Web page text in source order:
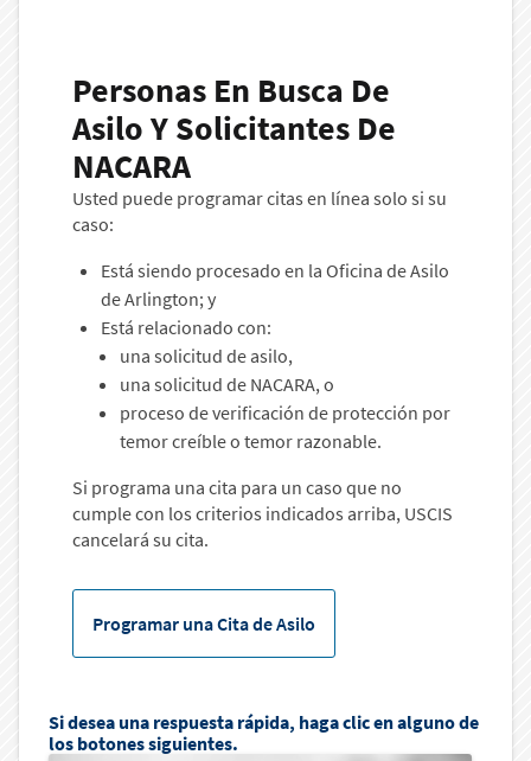
Personas En Busca De
Asilo Y Solicitantes De
NACARA
Usted puede programar citas en línea solo si su
caso:
Está siendo procesado en la Oficina de Asilo
de Arlington; y
Está relacionado con:
una solicitud de asilo,
una solicitud de NACARA, o
proceso de verificación de protección por
temor creíble o temor razonable.
Si programa una cita para un caso que no
cumple con los criterios indicados arriba, USCIS
cancelará su cita.
Programar una Cita de Asilo
Si desea una respuesta rápida, haga clic en alguno de
los botones siguientes.